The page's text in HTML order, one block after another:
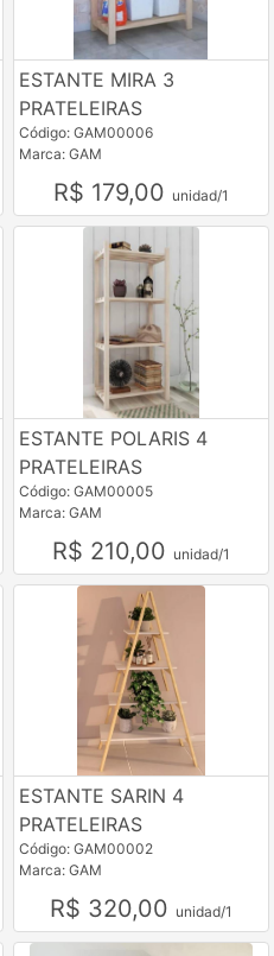
ESTANTE MIRA 3
PRATELEIRAS
Código: GAM00006
Marca: GAM
R$ 179,00 unidad/1
ESTANTE POLARIS 4
PRATELEIRAS
Código: GAM00005
Marca: GAM
R$ 210,00 unidad/1
ESTANTE SARIN 4
PRATELEIRAS
Código: GAM00002
Marca: GAM
R$ 320,00 unidad/1